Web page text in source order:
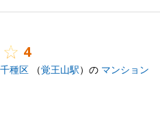
す。
4
種区 （覚王山駅）の マンション